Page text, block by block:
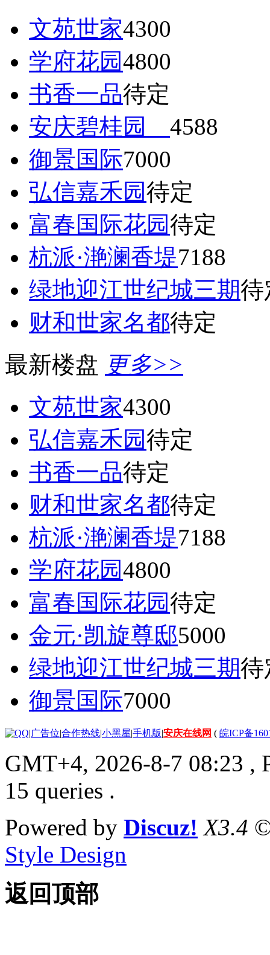
文苑世家4300
学府花园4800
书香一品待定
安庆碧桂园 4588
御景国际7000
弘信嘉禾园待定
富春国际花园待定
杭派·滟澜香堤7188
绿地迎江世纪城三期待
财和世家名都待定
最新楼盘 更多>>
文苑世家4300
弘信嘉禾园待定
书香一品待定
财和世家名都待定
杭派·滟澜香堤7188
学府花园4800
富春国际花园待定
金元·凯旋尊邸5000
绿地迎江世纪城三期待
御景国际7000
|广告位|合作热线|小黑屋|手机版|安庆在线网 ( 皖ICP备
GMT+4, 2026-8-7 08:23 ,
15 queries .
Powered by Discuz! X3.4
Style Design
返回顶部